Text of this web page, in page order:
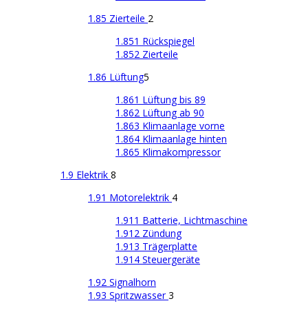
1.85 Zierteile 2
1.851 Rückspiegel
1.852 Zierteile
1.86 Lüftung5
1.861 Lüftung bis 89
1.862 Lüftung ab 90
1.863 Klimaanlage vorne
1.864 Klimaanlage hinten
1.865 Klimakompressor
1.9 Elektrik 8
1.91 Motorelektrik 4
1.911 Batterie, Lichtmaschine
1.912 Zündung
1.913 Trägerplatte
1.914 Steuergeräte
1.92 Signalhorn
1.93 Spritzwasser3